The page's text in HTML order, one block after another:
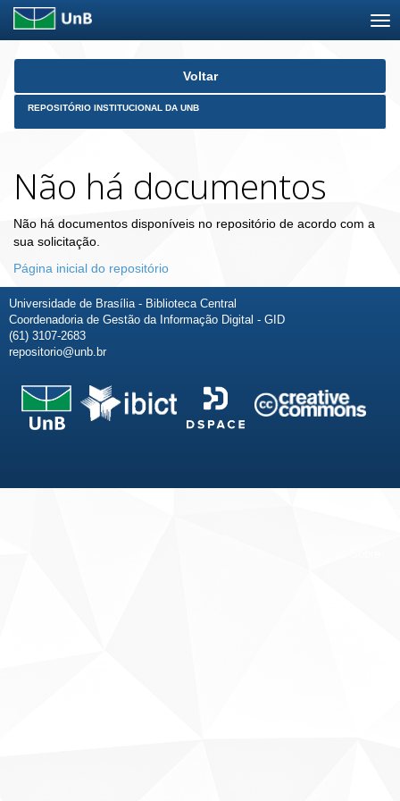
Skip
Voltar
REPOSITÓRIO INSTITUCIONAL DA UNB
Não há documentos
Não há documentos disponíveis no repositório de acordo com a
sua solicitação.
Página inicial do repositório
Universidade de Brasília - Biblioteca Central
Coordenadoria de Gestão da Informação Digital - GID
(61) 3107-2683
repositorio@unb.br